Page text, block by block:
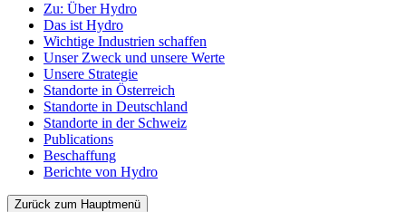
Zu: Über Hydro
Das ist Hydro
Wichtige Industrien schaffen
Unser Zweck und unsere Werte
Unsere Strategie
Standorte in Österreich
Standorte in Deutschland
Standorte in der Schweiz
Publications
Beschaffung
Berichte von Hydro
Zurück zum Hauptmenü